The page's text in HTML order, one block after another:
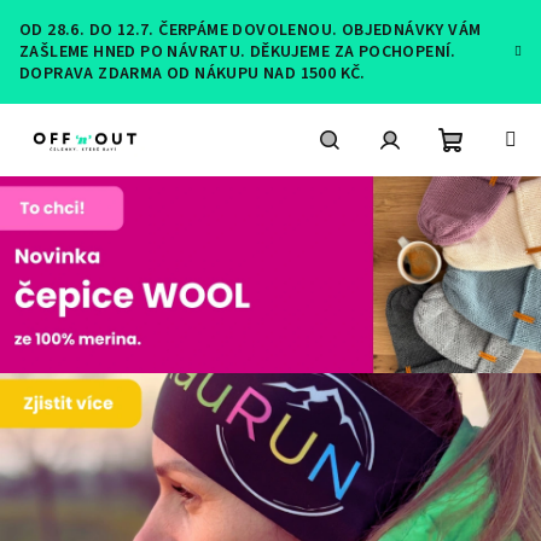
obsah
OD 28.6. DO 12.7. ČERPÁME DOVOLENOU. OBJEDNÁVKY VÁM
ZAŠLEME HNED PO NÁVRATU. DĚKUJEME ZA POCHOPENÍ.
DOPRAVA ZDARMA OD NÁKUPU NAD 1500 KČ.
HledatPřihlášeníNákupní
košík